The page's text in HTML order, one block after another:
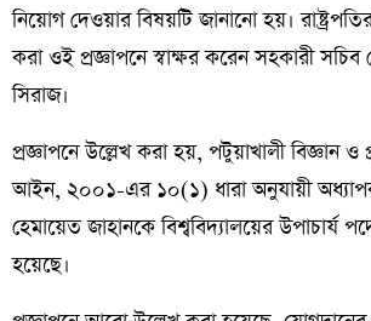
নিয়োগ দেওয়ার বিষয়টি জানানো হয়।
করা ওই প্রজ্ঞাপনে স্বাক্ষর করেন সহকারী
সিরাজ।
প্রজ্ঞাপনে উল্লেখ করা হয়, পটুয়াখালী বিজ্ঞান ও
আইন, ২০০১-এর ১০(১) ধারা অনুযায়ী
হেমায়েত জাহানকে বিশ্ববিদ্যালয়ের উপাচার্য
হয়েছে।